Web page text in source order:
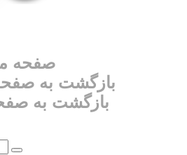
صفحه
بازگشت به
بازگشت به